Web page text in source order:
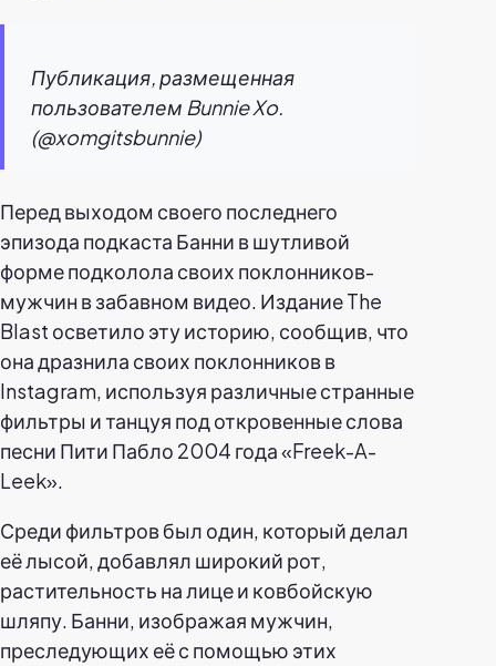
Публикация, размещенная
пользователем Bunnie Xo.
(@xomgitsbunnie)
Перед выходом своего последнего
эпизода подкаста Банни в шутливой
форме подколола своих поклонников-
мужчин в забавном видео. Издание The
Blast осветило эту историю, сообщив, что
она дразнила своих поклонников в
Instagram, используя различные странные
фильтры и танцуя под откровенные слова
песни Пити Пабло 2004 года «Freek-A-
Leek».
Среди фильтров был один, который делал
её лысой, добавлял широкий рот,
растительность на лице и ковбойскую
шляпу. Банни, изображая мужчин,
преследующих её с помощью этих